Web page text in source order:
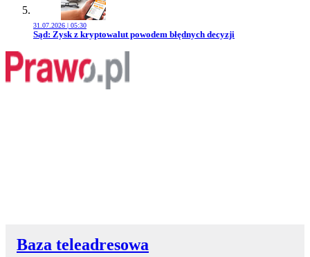
31.07.2026 | 05:30
Przejdź do artykułu:
Sąd: Zysk z kryptowalut powodem błędnych decyzji
Baza teleadresowa